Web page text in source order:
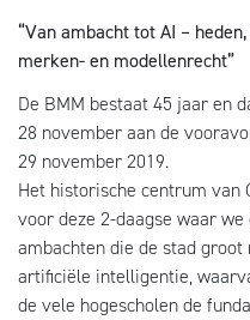
“Van ambacht tot AI –
merken- en modellenrecht”
De BMM bestaat 45 jaar en
28 november aan de
29 november 2019.
Het historische centrum
voor deze 2-daagse waar
ambachten die de stad
artificiële intelligentie,
de vele hogescholen de